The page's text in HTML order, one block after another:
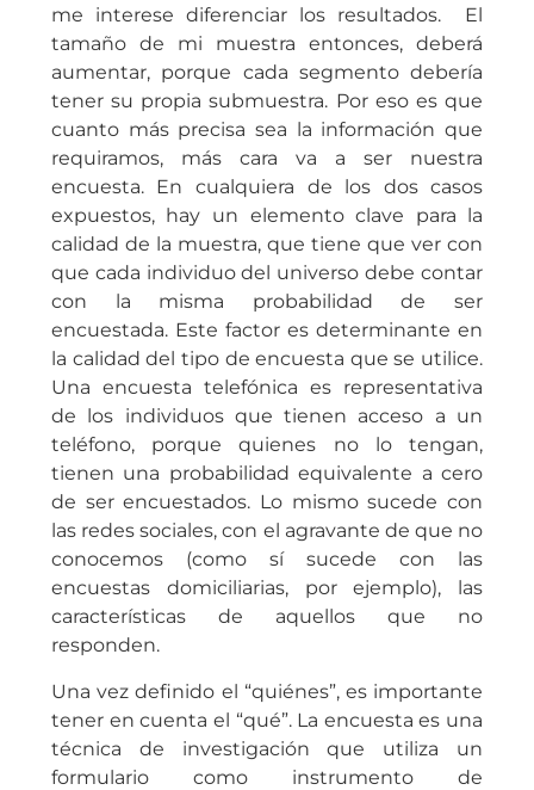
me interese diferenciar los resultados. El
tamaño de mi muestra entonces, deberá
aumentar, porque cada segmento debería
tener su propia submuestra. Por eso es que
cuanto más precisa sea la información que
requiramos, más cara va a ser nuestra
encuesta. En cualquiera de los dos casos
expuestos, hay un elemento clave para la
calidad de la muestra, que tiene que ver con
que cada individuo del universo debe contar
con la misma probabilidad de ser
encuestada. Este factor es determinante en
la calidad del tipo de encuesta que se utilice.
Una encuesta telefónica es representativa
de los individuos que tienen acceso a un
teléfono, porque quienes no lo tengan,
tienen una probabilidad equivalente a cero
de ser encuestados. Lo mismo sucede con
las redes sociales, con el agravante de que no
conocemos (como sí sucede con las
encuestas domiciliarias, por ejemplo), las
características de aquellos que no
responden.
Una vez definido el “quiénes”, es importante
tener en cuenta el “qué”. La encuesta es una
técnica de investigación que utiliza un
formulario como instrumento de